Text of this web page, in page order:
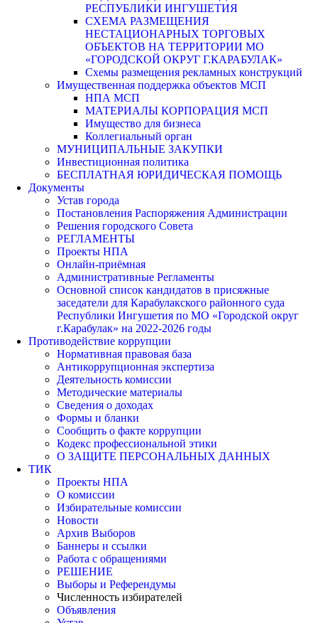
РЕСПУБЛИКИ ИНГУШЕТИЯ
СХЕМА РАЗМЕЩЕНИЯ
НЕСТАЦИОНАРНЫХ ТОРГОВЫХ
ОБЪЕКТОВ НА ТЕРРИТОРИИ МО
«ГОРОДСКОЙ ОКРУГ Г.КАРАБУЛАК»
Схемы размещения рекламных конструкций
Имущественная поддержка объектов МСП
НПА МСП
МАТЕРИАЛЫ КОРПОРАЦИЯ МСП
Имущество для бизнеса
Коллегиальный орган
МУНИЦИПАЛЬНЫЕ ЗАКУПКИ
Инвестиционная политика
БЕСПЛАТНАЯ ЮРИДИЧЕСКАЯ ПОМОЩЬ
Документы
Устав города
Постановления Распоряжения Администрации
Решения городского Совета
РЕГЛАМЕНТЫ
Проекты НПА
Онлайн-приёмная
Административные Регламенты
Основной список кандидатов в присяжные
заседатели для Карабулакского районного суда
Республики Ингушетия по МО «Городской округ
г.Карабулак» на 2022-2026 годы
Противодействие коррупции
Нормативная правовая база
Антикоррупционная экспертиза
Деятельность комиссии
Методические материалы
Сведения о доходах
Формы и бланки
Сообщить о факте коррупции
Кодекс профессиональной этики
О ЗАЩИТЕ ПЕРСОНАЛЬНЫХ ДАННЫХ
ТИК
Проекты НПА
О комиссии
Избирательные комиссии
Новости
Архив Выборов
Баннеры и ссылки
Работа с обращениями
РЕШЕНИЕ
Выборы и Референдумы
Численность избирателей
Объявления